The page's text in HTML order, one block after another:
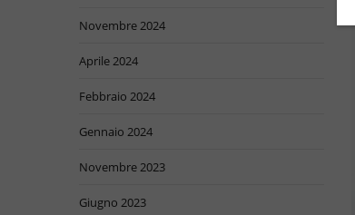
Novembre 2024
Aprile 2024
Febbraio 2024
Gennaio 2024
Novembre 2023
Giugno 2023